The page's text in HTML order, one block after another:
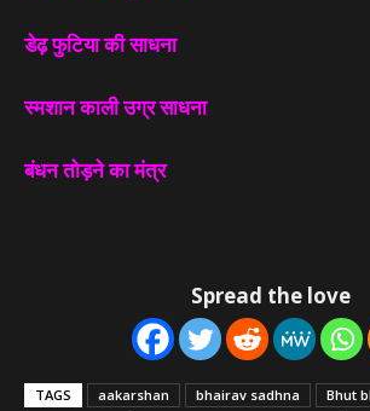
डेढ़ फुटिया की साधना
स्मशान काली उग्र साधना
बंधन तोड़ने का मंत्र
Spread the love
TAGS aakarshan bhairav sadhna
Bhut